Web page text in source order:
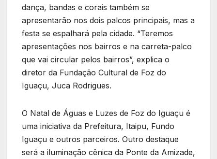
dança, bandas e corais também se
apresentarão nos dois palcos principais, mas a
festa se espalhará pela cidade. “Teremos
apresentações nos bairros e na carreta-palco
que vai circular pelos bairros”, explica o
diretor da Fundação Cultural de Foz do
Iguaçu, Juca Rodrigues.
O Natal de Águas e Luzes de Foz do Iguaçu é
uma iniciativa da Prefeitura, Itaipu, Fundo
Iguaçu e outros parceiros. Outro destaque
será a iluminação cênica da Ponte da Amizade,